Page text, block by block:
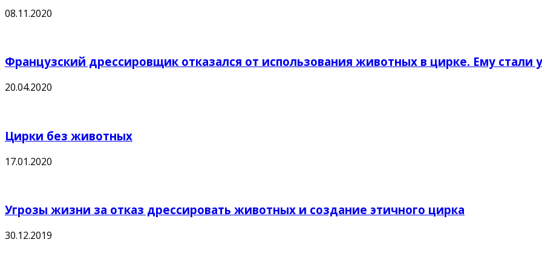
08.11.2020
Французский дрессировщик отказался от использования животных в цирке. Ему стали
20.04.2020
Цирки без животных
17.01.2020
Угрозы жизни за отказ дрессировать животных и создание этичного цирка
30.12.2019